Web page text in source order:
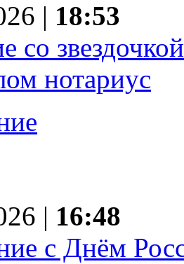
| 18:53
со
нотариус
| 16:48
с Днём